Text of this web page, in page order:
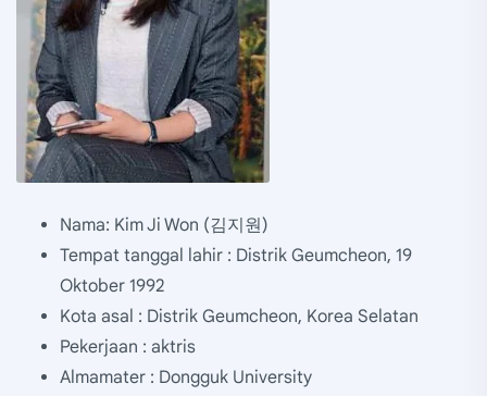
Nama: Kim Ji Won (김지원)
Tempat tanggal lahir : Distrik Geumcheon, 19
Oktober 1992
Kota asal : Distrik Geumcheon, Korea Selatan
Pekerjaan : aktris
Almamater : Dongguk University